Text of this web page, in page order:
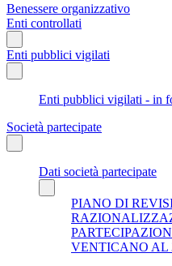
Benessere organizzativo
Enti controllati
Enti pubblici vigilati
Enti pubblici vigilati - in
Società partecipate
Dati società partecipate
PIANO DI
VENTICANO AL